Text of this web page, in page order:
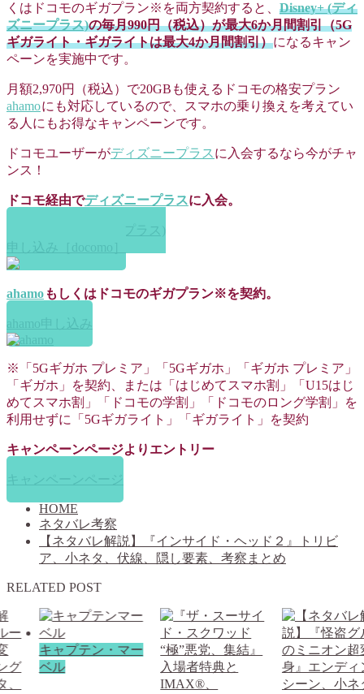
くはドコモのギガプラン※を両方契約すると、 Disney+ (ディ
ズニープラス)の毎月990円（税込）が最大6か月間割引（5G
ギガライト・ギガライトは最大4か月間割引）になるキャン
ペーンを実施中です。
月額2,970円（税込）で20GBも使えるドコモの格安プラン
ahamoにも対応しているので、スマホの乗り換えを考えてい
る人にもお得なキャンペーンです。
ドコモユーザーがディズニープラス に入会するなら今がチャ
ンス！
ドコモ経由でディズニープラスに入会。
Disney+ (ディズニープラス)
申し込み［docomo］
ahamo もしくはドコモのギガプラン※を契約。
ahamo申し込み
※「5Gギガホ プレミア」「5Gギガホ」「ギガホ プレミア」
「ギガホ」を契約、または「はじめてスマホ割」「U15はじ
めてスマホ割」「ドコモの学割」「ドコモのロング学割」を
利用せずに「5Gギガライト」「ギガライト」を契約
キャンペーンページよりエントリー
キャンペーンページ
HOME
ネタバレ考察
【ネタバレ解説】『インサイド・ヘッド２』トリビ
ア、小ネタ、伏線、隠し要素、考察まとめ
RELATED POST
キャプテン・マー
ベル